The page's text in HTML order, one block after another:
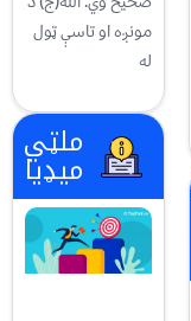
مونږه او تاسې ټول
له
ملټي
میډیا